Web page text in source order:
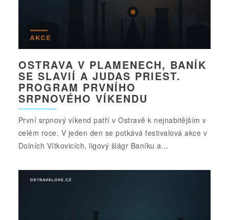
OSTRAVA V PLAMENECH, BANÍK
SE SLAVIÍ A JUDAS PRIEST.
PROGRAM PRVNÍHO
SRPNOVÉHO VÍKENDU
První srpnový víkend patří v Ostravě k nejnabitějším v
celém roce. V jeden den se potkává festivalová akce v
Dolních Vítkovicích, ligový šlágr Baníku a...